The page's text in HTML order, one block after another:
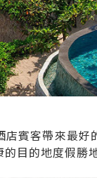
賓客帶來最
目的地度假勝